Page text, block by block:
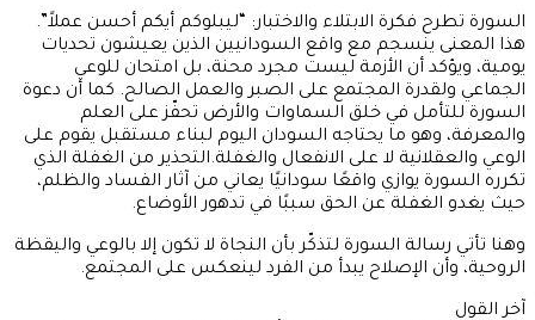
السورة تطرح فكرة الابتلاء والاختبار: “ليبلوكم أيكم أحسن عملاً”.
هذا المعنى ينسجم مع واقع السودانيين الذين يعيشون تحديات
يومية، ويؤكد أن الأزمة ليست مجرد محنة، بل امتحان للوعي
الجماعي ولقدرة المجتمع على الصبر والعمل الصالح. كما أن دعوة
السورة للتأمل في خلق السماوات والأرض تحفّز على العلم
والمعرفة، وهو ما يحتاجه السودان اليوم لبناء مستقبل يقوم على
الوعي والعقلانية لا على الانفعال والغفلة.التحذير من الغفلة الذي
تكرره السورة يوازي واقعًا سودانيًا يعاني من آثار الفساد والظلم،
حيث يغدو الغفلة عن الحق سببًا في تدهور الأوضاع.
وهنا تأتي رسالة السورة لتذكّر بأن النجاة لا تكون إلا بالوعي واليقظة
الروحية، وأن الإصلاح يبدأ من الفرد لينعكس على المجتمع.
آخر القول